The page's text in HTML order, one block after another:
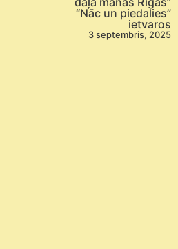
“Nāc un piedalies”
ietvaros
3 septembris, 2025